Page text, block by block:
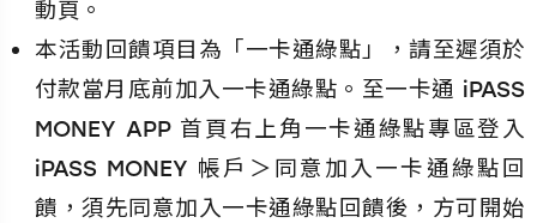
動頁。
本活動回饋項目為「一卡通綠點」，請至遲須於
付款當月底前加入一卡通綠點。至一卡通 iPASS
MONEY APP 首頁右上角一卡通綠點專區登入
iPASS MONEY 帳戶＞同意加入一卡通綠點回
饋，須先同意加入一卡通綠點回饋後，方可開始